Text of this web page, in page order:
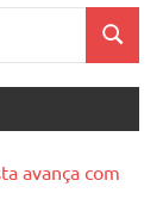
avança com